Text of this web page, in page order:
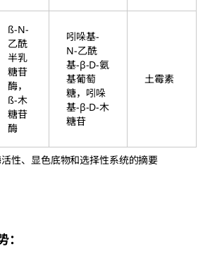
ß-N-
乙酰
半乳
糖苷
酶，
ß-木
糖苷
酶
吲哚基-
N-乙酰
基-β-D-氨
基葡萄
糖，吲哚
基-β-D-木
糖苷
土霉素
性、显色底物和选择性系统的摘要